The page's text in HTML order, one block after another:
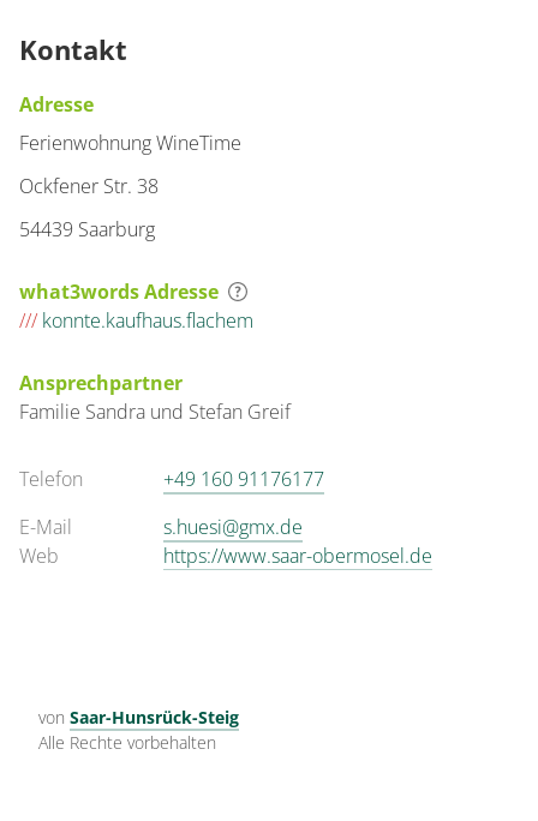
Kontakt
Adresse
Ferienwohnung WineTime
Ockfener Str. 38
54439 Saarburg
what3words Adresse
/// konnte.kaufhaus.flachem
Ansprechpartner
Familie Sandra und Stefan Greif
Telefon
+49 160 91176177
E-Mail
s.huesi@gmx.de
Web
https://www.saar-obermosel.de
von Saar-Hunsrück-Steig
Alle Rechte vorbehalten